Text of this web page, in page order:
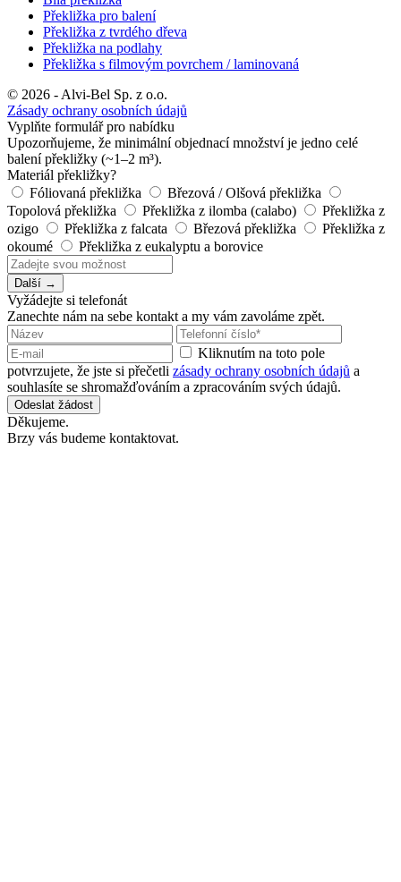
Překližka pro balení
Překližka z tvrdého dřeva
Překližka na podlahy
Překližka s filmovým povrchem / laminovaná
© 2026 - Alvi-Bel Sp. z o.o.
Zásady ochrany osobních údajů
Vyplňte formulář pro nabídku
Upozorňujeme, že minimální objednací množství je jedno celé
balení překližky (~1–2 m³).
Materiál překližky?
Fóliovaná překližka
Březová / Olšová překližka
Topolová překližka
Překližka z ilomba (calabo)
Překližka z
ozigo
Překližka z falcata Březová překližka
Překližka z
okoumé
Překližka z eukalyptu a borovice
Další →
Vyžádejte si telefonát
Zanechte nám na sebe kontakt a my vám zavoláme zpět.
Kliknutím na toto pole
potvrzujete, že jste si přečetli zásady ochrany osobních údajů a
souhlasíte se shromažďováním a zpracováním svých údajů.
Odeslat žádost
Děkujeme.
Brzy vás budeme kontaktovat.